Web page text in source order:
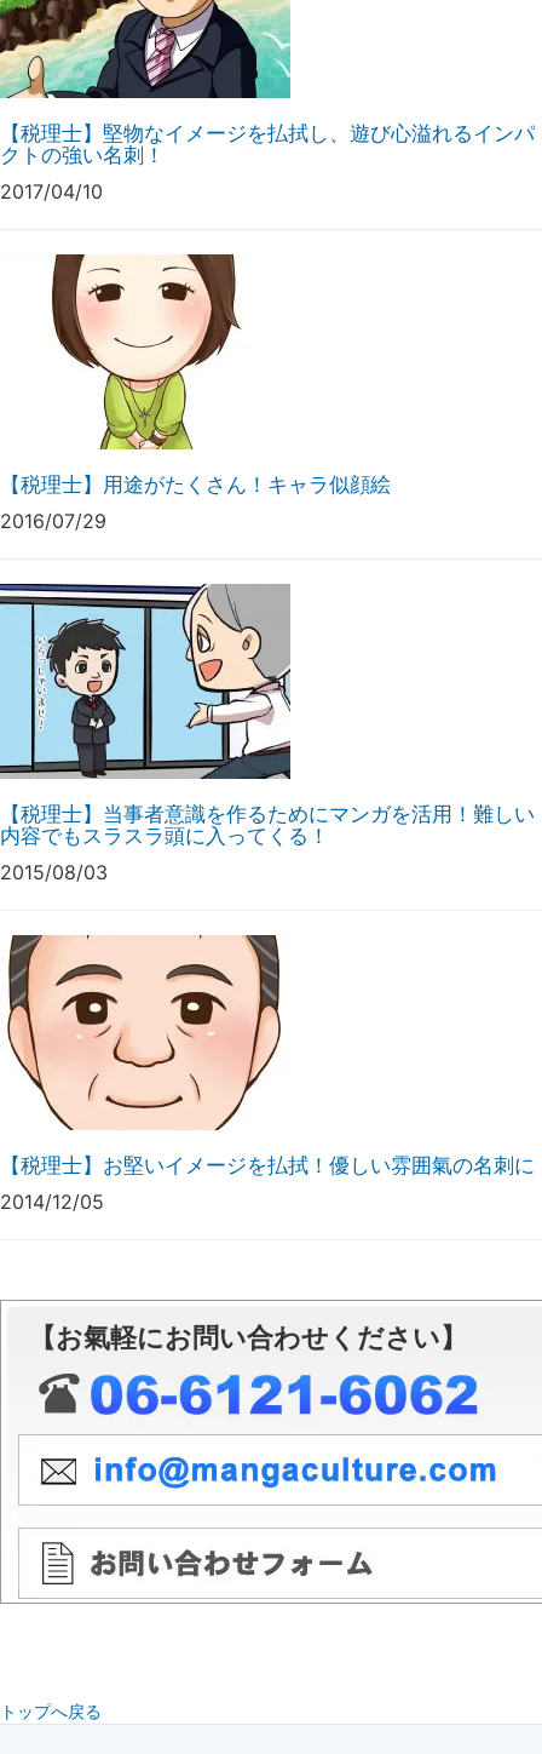
【税理士】堅物なイメージを払拭し、遊び心溢れるインパ
クトの強い名刺！
2017/04/10
【税理士】用途がたくさん！キャラ似顔絵
2016/07/29
【税理士】当事者意識を作るためにマンガを活用！難しい
内容でもスラスラ頭に入ってくる！
2015/08/03
【税理士】お堅いイメージを払拭！優しい雰囲氣の名刺に
2014/12/05
【お氣軽にお問い合わせください】
トップへ戻る